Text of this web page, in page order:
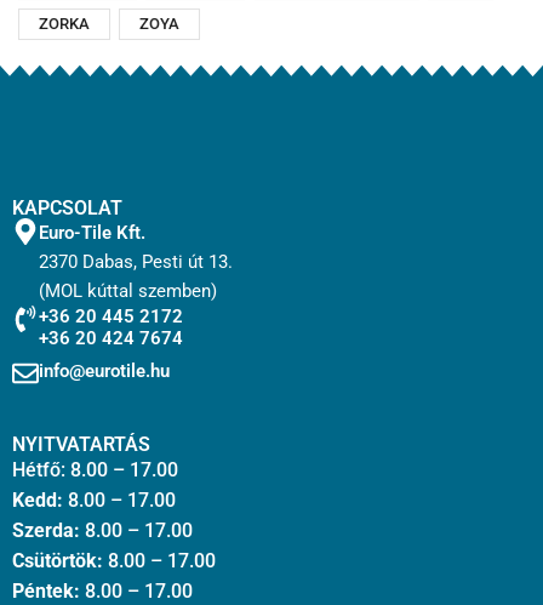
ZORKA ZOYA
KAPCSOLAT
Euro-Tile Kft.
2370 Dabas, Pesti út 13.
(MOL kúttal szemben)
+36 20 445 2172
+36 20 424 7674
info@eurotile.hu
NYITVATARTÁS
Hétfő: 8.00 – 17.00
Kedd: 8.00 – 17.00
Szerda: 8.00 – 17.00
Csütörtök: 8.00 – 17.00
Péntek: 8.00 – 17.00